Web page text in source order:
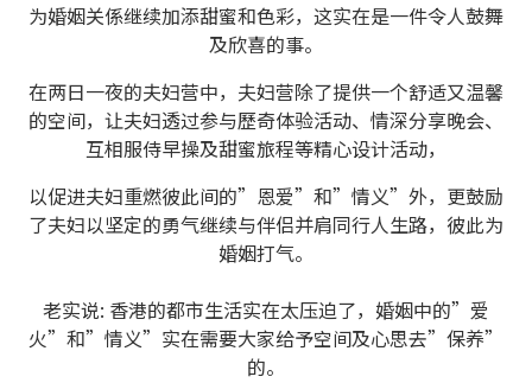
为婚姻关係继续加添甜蜜和色彩，这实在是一件令人鼓舞
及欣喜的事。
在两日一夜的夫妇营中，夫妇营除了提供一个舒适又温馨
的空间，让夫妇透过参与歷奇体验活动、情深分享晚会、
互相服侍早操及甜蜜旅程等精心设计活动，
以促进夫妇重燃彼此间的”恩爱”和”情义”外，更鼓励
了夫妇以坚定的勇气继续与伴侣并肩同行人生路，彼此为
婚姻打气。
老实说: 香港的都市生活实在太压迫了，婚姻中的”爱
火”和”情义”实在需要大家给予空间及心思去”保养”
的。